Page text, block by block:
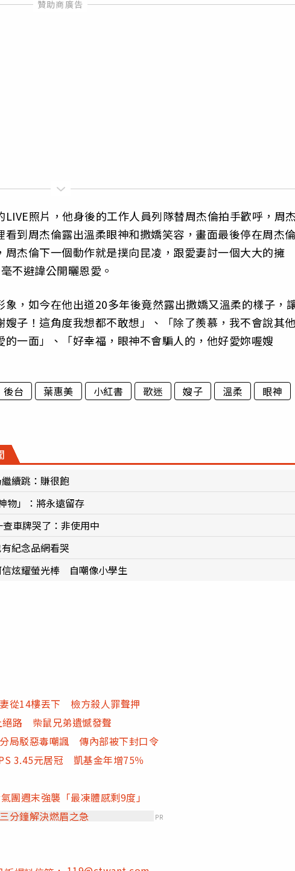
照片，他身後的工作人員列隊替周杰倫拍手歡呼，周
到周杰倫露出溫柔眼神和撒嬌笑容，畫面最後停在周杰
杰倫下一個動作就是撲向昆凌，跟愛妻討一個大大的擁
不避諱公開曬恩愛。
，如今在他出道20多年後竟然露出撒嬌又溫柔的樣子，
子！這角度我想都不敢想」、「除了羨慕，我不會說其
一面」、「好幸福，眼神不會騙人的，他好愛妳喔嫂
後台 葉惠美 小紅書 歌迷 嫂子 溫柔
眼神
續跳：賺很飽
物」：將永遠留存
車牌哭了：非使用中
紀念品網看哭
信炫耀螢光棒 自嘲像小學生
從14樓丟下 檢方殺人罪聲押
絕路 柴鼠兄弟遺憾發聲
局駁惡毒嘲諷 傳內部被下封口令
3.45元居冠 凱基金年增75％
週末強襲「最凍體感剩9度」
分鐘解決燃眉之急
PR